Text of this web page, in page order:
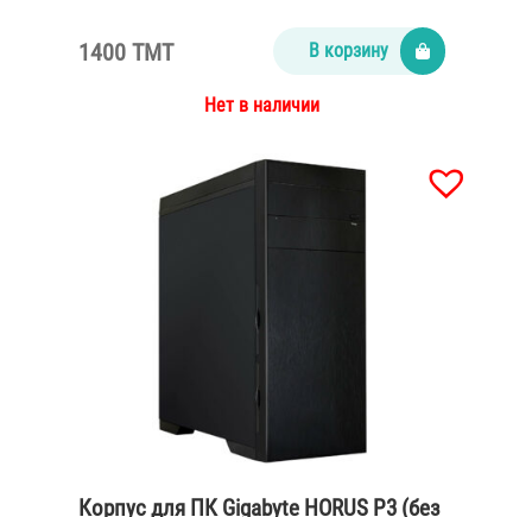
1400 TMT В корзину
Нет в наличии
Корпус для ПК Gigabyte HORUS P3 (без